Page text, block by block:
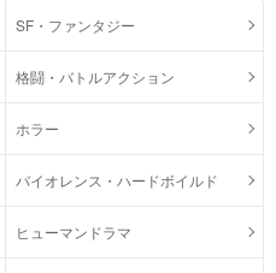
SF・ファンタジー
格闘・バトルアクション
ホラー
バイオレンス・ハードボイルド
ヒューマンドラマ